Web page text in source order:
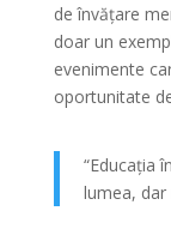
de învățare
doar un
evenimente
oportunitate
“Educația
lumea, dar